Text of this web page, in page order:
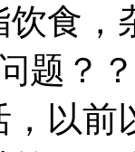
食，
题？
以前